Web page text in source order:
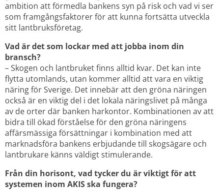
ambition att förmedla bankens syn på risk och vad vi ser
som framgångsfaktorer för att kunna fortsätta utveckla
sitt lantbruksföretag.
Vad är det som lockar med att jobba inom din
bransch?
– Skogen och lantbruket finns alltid kvar. Det kan inte
flytta utomlands, utan kommer alltid att vara en viktig
näring för Sverige. Det innebär att den gröna näringen
också är en viktig del i det lokala näringslivet på många
av de orter där banken harkontor. Kombinationen av att
bidra till ökad förståelse för den gröna näringens
affärsmässiga försättningar i kombination med att
marknadsföra bankens erbjudande till skogsägare och
lantbrukare känns väldigt stimulerande.
Från din horisont, vad tycker du är viktigt för att
systemen inom AKIS ska fungera?